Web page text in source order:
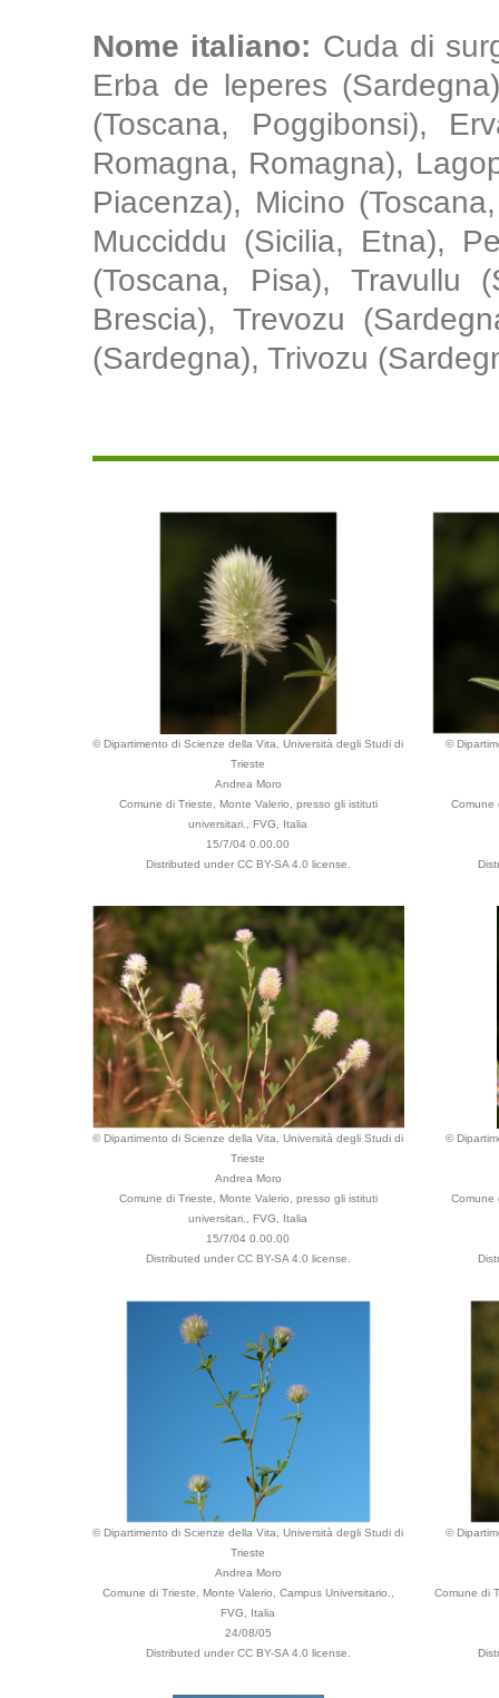
Nome italiano: Cuda di
Erba de leperes
(Toscana, Poggibonsi),
Romagna, Romagna),
Piacenza), Micino
Mucciddu (Sicilia, Etna),
(Toscana, Pisa), Travullu
Brescia), Trevozu
(Sardegna), Trivozu
© Dipartimento di Scienze della Vita, Università degli Studi di
Trieste
Andrea Moro
Comune di Trieste, Monte Valerio, presso gli istituti
universitari., FVG, Italia
15/7/04 0.00.00
Distributed under CC BY-SA 4.0 license.
©
Comune
© Dipartimento di Scienze della Vita, Università degli Studi di
Trieste
Andrea Moro
Comune di Trieste, Monte Valerio, presso gli istituti
universitari., FVG, Italia
15/7/04 0.00.00
Distributed under CC BY-SA 4.0 license.
©
Comune
© Dipartimento di Scienze della Vita, Università degli Studi di
Trieste
Andrea Moro
Comune di Trieste, Monte Valerio, Campus Universitario.,
FVG, Italia
24/08/05
Distributed under CC BY-SA 4.0 license.
©
Comune di